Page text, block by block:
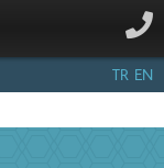
TR EN